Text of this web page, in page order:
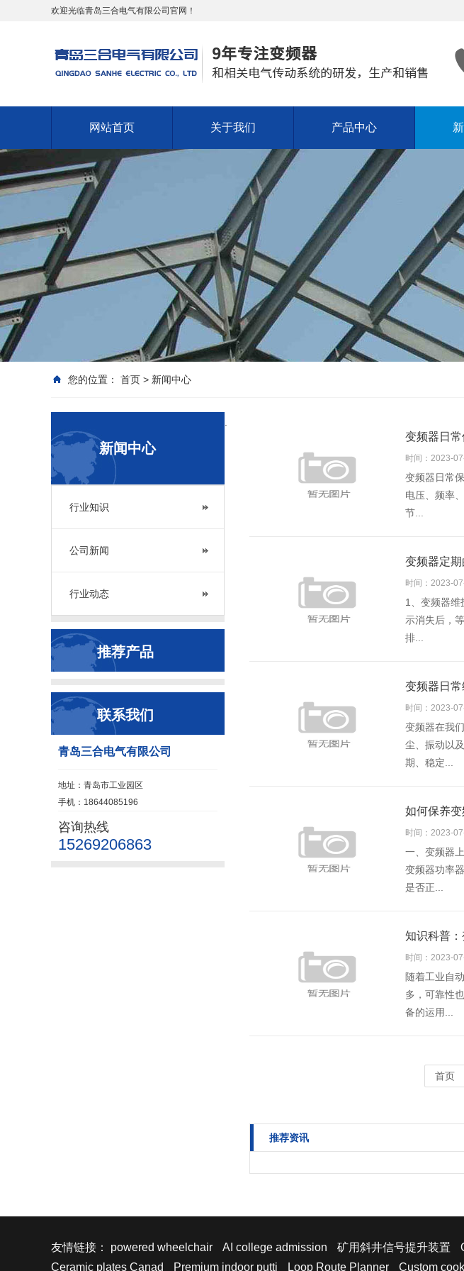
欢迎光临青岛三合电气有限公司官网！
网站首页 关于我们 产品中心
您的位置： 首页 > 新闻中心
新闻中心
行业知识
公司新闻
行业动态
推荐产品
联系我们
青岛三合电气有限公司
地址：青岛市工业园区
手机：18644085196
咨询热线
15269206863
变频器日
时间：2023-
变频器日常
电压、频率
节...
变频器定
时间：2023-
1、变频器维
示消失后，
排...
变频器日
时间：2023-
变频器在我
尘、振动以
期、稳定...
如何保养
时间：2023-
一、变频器
变频器功率
是否正...
知识科普
时间：2023-
随着工业自
多，可靠性
备的运用...
首页
推荐资讯
友情链接： powered wheelchair AI college admission 矿用斜井信号提升装置
Ceramic plates Canad
Premium indoor putti Loop Route Planner Custom